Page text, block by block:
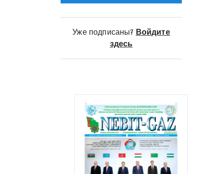
отметить ежедневную
кропотливую работу
газового хозяйства
«Boldumsazetrapgaz». Мы решили
на месте ознакомиться с ходом
работ по газоснабжению
потребителей Болдумсазского
этрапа и застали коллектив
Уже подписаны? Войдите
здесь